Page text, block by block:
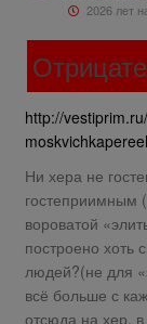
2026 лет
http://
Ни хера не
гостеприимным
вороватой
построено хоть
людей?(не для
всё больше с
отсюда на хер, в